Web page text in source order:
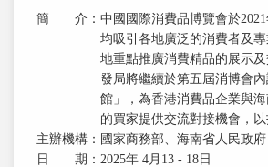
簡 介 ： 中國國際消費品博覽會於
均吸引各地廣泛的消費者及
地重點推廣消費精品的展示
發局將繼續於第五屆消博會
館」，為香港消費品企業與
的買家提供交流對接機會，以
主辦機構 ： 國家商務部、海南省人民政府
日 期 ： 2025年 4月13 - 18日